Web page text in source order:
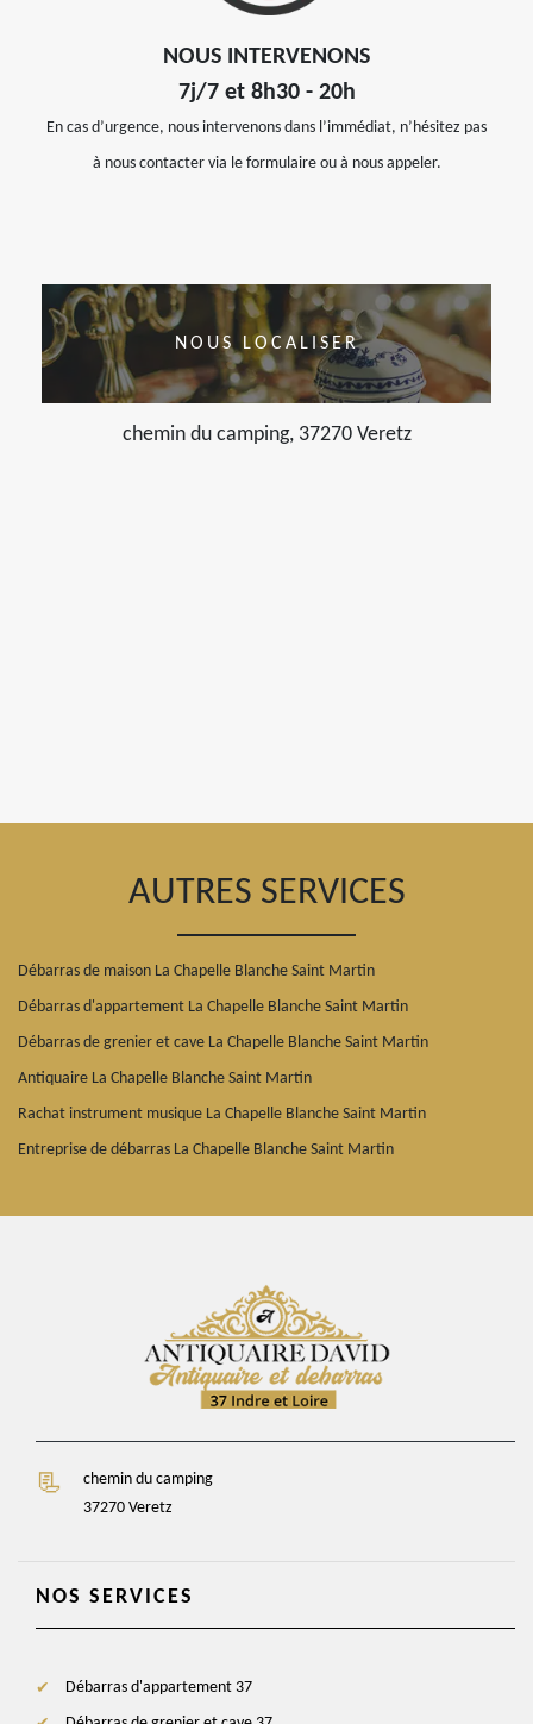
NOUS INTERVENONS
7j/7 et 8h30 - 20h
En cas d’urgence, nous intervenons dans l’immédiat, n’hésitez pas
à nous contacter via le formulaire ou à nous appeler.
NOUS LOCALISER
chemin du camping, 37270 Veretz
AUTRES SERVICES
Débarras de maison La Chapelle Blanche Saint Martin
Débarras d'appartement La Chapelle Blanche Saint Martin
Débarras de grenier et cave La Chapelle Blanche Saint Martin
Antiquaire La Chapelle Blanche Saint Martin
Rachat instrument musique La Chapelle Blanche Saint Martin
Entreprise de débarras La Chapelle Blanche Saint Martin
chemin du camping
37270 Veretz
NOS SERVICES
Débarras d'appartement 37